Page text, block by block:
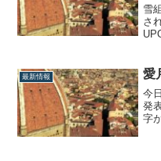
ー
雪
さ
と
」
ー
最新情報 愛
今
発
字